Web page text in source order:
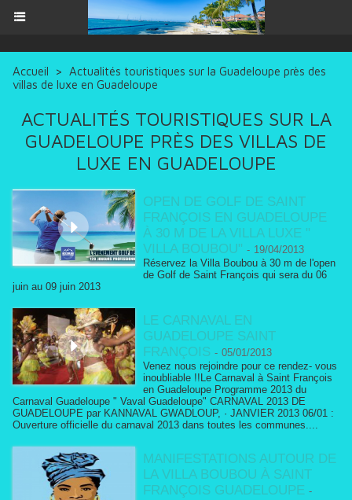
Accueil > Actualités touristiques sur la Guadeloupe près des
villas de luxe en Guadeloupe
ACTUALITÉS TOURISTIQUES SUR LA
GUADELOUPE PRÈS DES VILLAS DE
LUXE EN GUADELOUPE
OPEN DE GOLF DE SAINT
FRANÇOIS EN GUADELOUPE
À 30 M DE LA VILLA LUXE "
VILLA BOUBOU" - 19/04/2013
Réservez la Villa Boubou à 30 m de l'open
de Golf de Saint François qui sera du 06
juin au 09 juin 2013
LE CARNAVAL EN
GUADELOUPE SAINT
FRANÇOIS - 05/01/2013
Venez nous rejoindre pour ce rendez- vous
inoubliable !!Le Carnaval à Saint François
en Guadeloupe Programme 2013 du
Carnaval Guadeloupe " Vaval Guadeloupe" CARNAVAL 2013 DE
GUADELOUPE par KANNAVAL GWADLOUP, · JANVIER 2013 06/01 :
Ouverture officielle du carnaval 2013 dans toutes les communes....
MANIFESTATIONS AUTOUR DE
LA VILLA BOUBOU À SAINT
FRANÇOIS GUADELOUPE -